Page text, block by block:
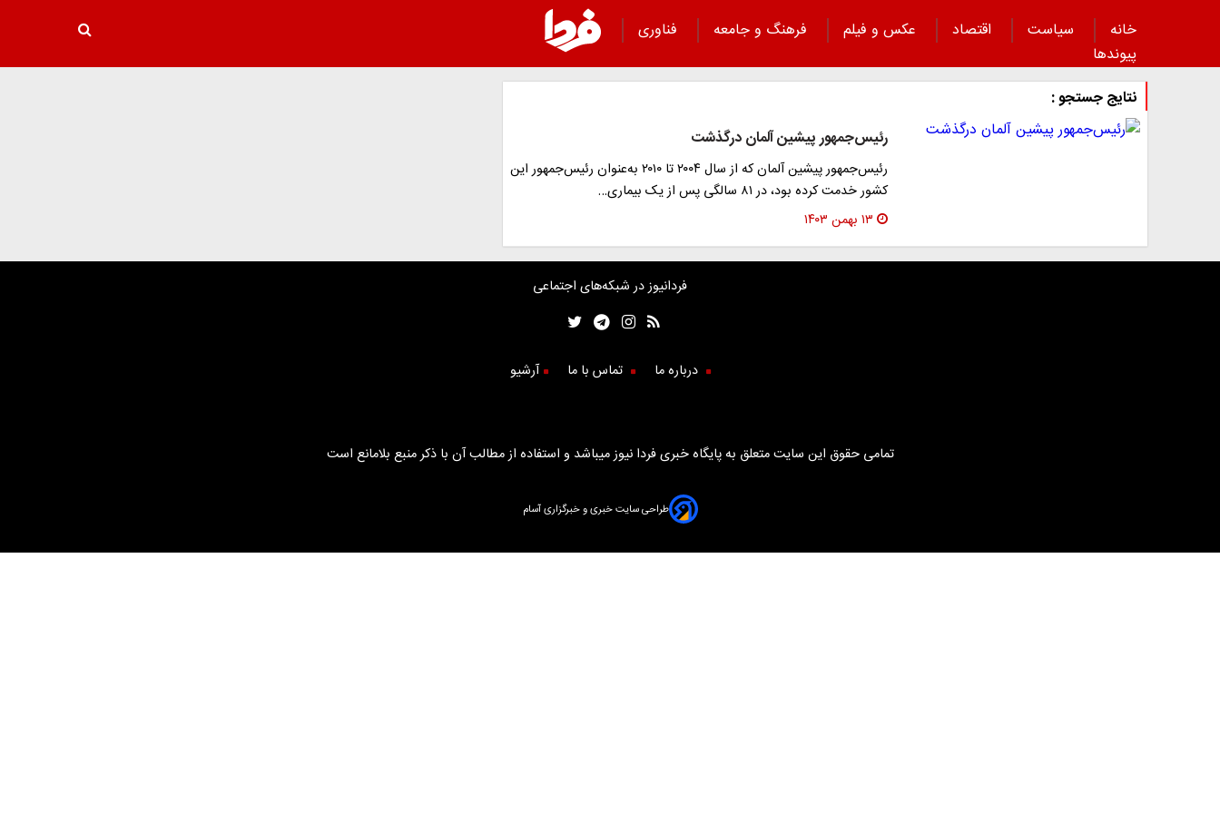
خانه سیاست اقتصاد عکس و فیلم فرهنگ و جامعه
فناوری
پیوند‌ها
نتایج جستجو :
رئیس‌جمهور پیشین آلمان درگذشت
رئیس‌جمهور پیشین آلمان که از سال ۲۰۰۴ تا ۲۰۱۰ به‌عنوان رئیس‌جمهور این
کشور خدمت کرده بود، در ۸۱ سالگی پس از یک بیماری…
۱۳ بهمن ۱۴۰۳
فردانیوز در شبکه‌های اجتماعی
درباره ما تماس با ما آرشیو
تمامی حقوق این سایت متعلق به پایگاه خبری فردا نیوز میباشد و استفاده از مطالب آن با ذکر منبع بلامانع است
طراحی سایت خبری و خبرگزاری آسام